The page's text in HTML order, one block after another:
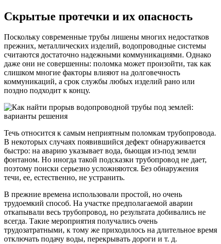
Скрытые протечки и их опасность
Поскольку современные трубы лишены многих недостатков
прежних, металлических изделий, водопроводные системы
считаются достаточно надежными коммуникациями. Однако
даже они не совершенны: поломка может произойти, так как
слишком многие факторы влияют на долговечность
коммуникаций, а срок службы любых изделий рано или
поздно подходит к концу.
Течь относится к самым неприятным поломкам трубопровода.
В некоторых случаях появившийся дефект обнаруживается
быстро: на аварию указывает вода, бьющая из-под земли
фонтаном. Но иногда такой подсказки трубопровод не дает,
поэтому поиски серьезно усложняются. Без обнаружения
течи, ее, естественно, не устранить.
В прежние времена использовали простой, но очень
трудоемкий способ. На участке предполагаемой аварии
откапывали весь трубопровод, но результата добивались не
всегда. Такие мероприятия получались очень
трудозатратными, к тому же приходилось на длительное время
отключать подачу воды, перекрывать дороги и т. д.